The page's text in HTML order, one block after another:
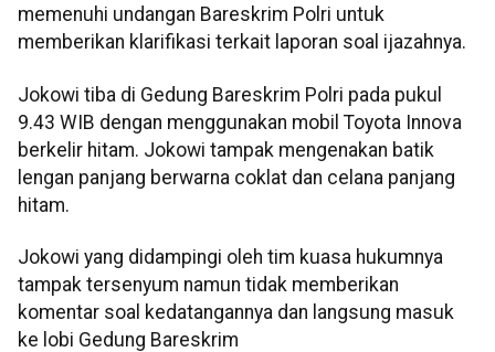
memenuhi undangan Bareskrim Polri untuk
memberikan klarifikasi terkait laporan soal ijazahnya.
Jokowi tiba di Gedung Bareskrim Polri pada pukul
9.43 WIB dengan menggunakan mobil Toyota Innova
berkelir hitam. Jokowi tampak mengenakan batik
lengan panjang berwarna coklat dan celana panjang
hitam.
Jokowi yang didampingi oleh tim kuasa hukumnya
tampak tersenyum namun tidak memberikan
komentar soal kedatangannya dan langsung masuk
ke lobi Gedung Bareskrim